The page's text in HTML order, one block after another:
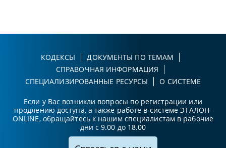
КОДЕКСЫ
ДОКУМЕНТЫ ПО ТЕМАМ
СПРАВОЧНАЯ ИНФОРМАЦИЯ
СПЕЦИАЛИЗИРОВАННЫЕ РЕСУРСЫ
О СИСТЕМЕ
Если у Вас возникли вопросы по регистрации или
продлению доступа, а также работе в системе ЭТАЛОН-
ONLINE, обращайтесь к нашим специалистам в рабочие
дни с 9.00 до 18.00